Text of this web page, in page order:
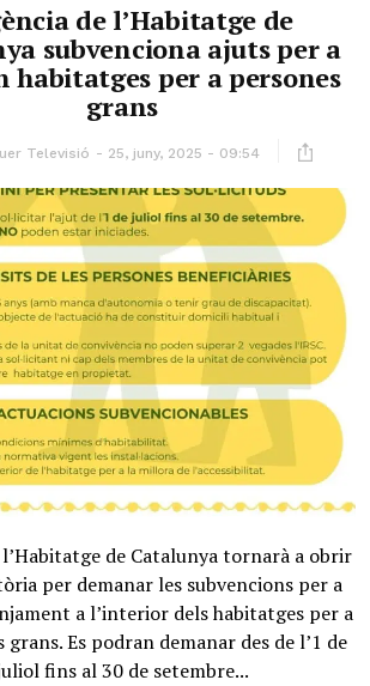
de l’Habitatge de
subvenciona ajuts per a
habitatges per a persones
grans
Televisió 25, juny, 2025 - 09:54
l’Habitatge de Catalunya tornarà a obrir
per demanar les subvencions per a
a l’interior dels habitatges per a
grans. Es podran demanar des de l’1 de
fins al 30 de setembre...